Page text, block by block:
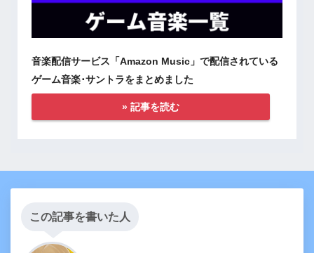
音楽配信サービス「Amazon Music」で配信されている
ゲーム音楽･サントラをまとめました
» 記事を読む
この記事を書いた人